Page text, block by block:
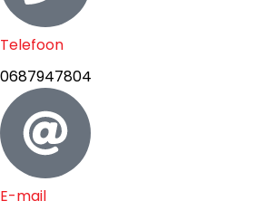
Telefoon
0687947804
E-mail